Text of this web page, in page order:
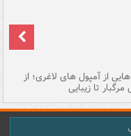
از آمپول های لاغری؛ از
تا زیبایی